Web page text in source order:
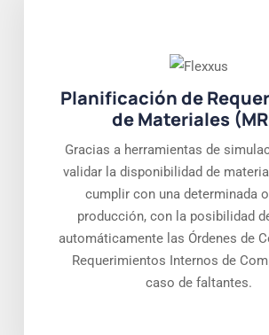
Planificación de
de Materiales
Gracias a herramientas de
validar la disponibilidad de
cumplir con una determinada
producción, con la posibilidad
automáticamente las Órdenes de
Requerimientos Internos de
caso de faltantes.